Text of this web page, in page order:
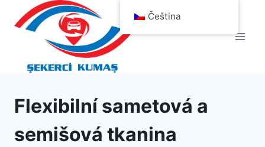
Přeskočit
Flexibilní sametová a
semišová tkanina
Čeština